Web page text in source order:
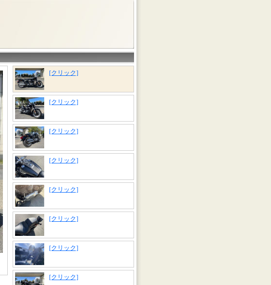
[クリック]
[クリック]
[クリック]
[クリック]
[クリック]
[クリック]
[クリック]
[クリック]